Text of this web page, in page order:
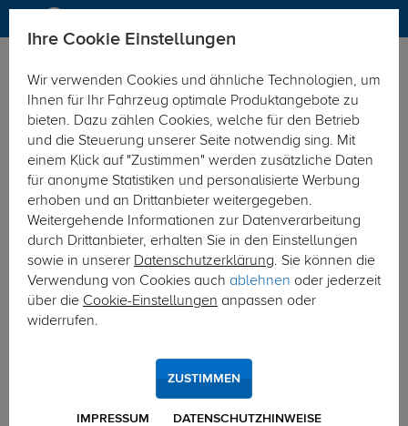
Hier geht's zur Fahrzeugübersicht: Toyota Avensis Verso
Ihre Cookie Einstellungen
Wir verwenden Cookies und ähnliche Technologien, um
Ihnen für Ihr Fahrzeug optimale Produktangebote zu
bieten. Dazu zählen Cookies, welche für den Betrieb
und die Steuerung unserer Seite notwendig sing. Mit
einem Klick auf "Zustimmen" werden zusätzliche Daten
für anonyme Statistiken und personalisierte Werbung
erhoben und an Drittanbieter weitergegeben.
Weitergehende Informationen zur Datenverarbeitung
durch Drittanbieter, erhalten Sie in den Einstellungen
sowie in unserer Datenschutzerklärung. Sie können die
Verwendung von Cookies auch ablehnen oder jederzeit
über die Cookie-Einstellungen anpassen oder
widerrufen.
IMPRESSUM DATENSCHUTZHINWEISE
ZUSTIMMEN